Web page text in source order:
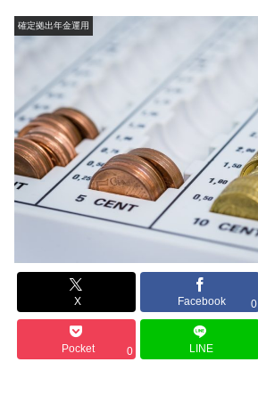
確定拠出年金運用
X Facebook 0
Pocket 0 LINE